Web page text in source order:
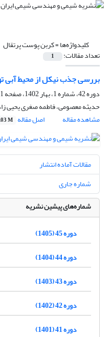
کلیدواژه‌ها =کربن پوست پرتقال
تعداد مقالات: 1
بررسی جذب نیکل از محیط آبی
دوره 42، شماره 1، بهار 1402، صفحه
حدیثه معصومی، فاطمه صغری یحیی
مشاهده مقاله
اصل مقاله M
مقالات آماده انتشار
شماره جاری
شماره‌های پیشین نشریه
دوره 45 (1405)
دوره 44 (1404)
دوره 43 (1403)
دوره 42 (1402)
دوره 41 (1401)